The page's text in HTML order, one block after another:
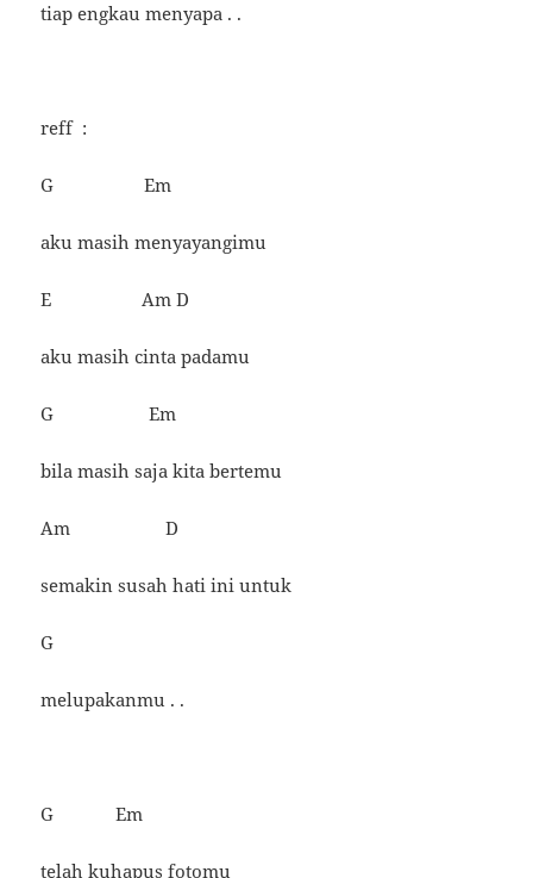
tiap engkau menyapa . .
reff :
G Em
aku masih menyayangimu
E Am D
aku masih cinta padamu
G Em
bila masih saja kita bertemu
Am D
semakin susah hati ini untuk
G
melupakanmu . .
G Em
telah kuhapus fotomu